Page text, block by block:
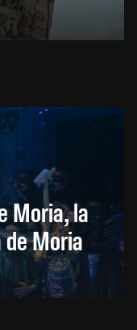
Moria, la
de Moria